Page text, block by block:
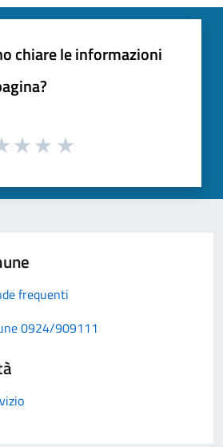
chiare le informazioni
frequenti
0924/909111